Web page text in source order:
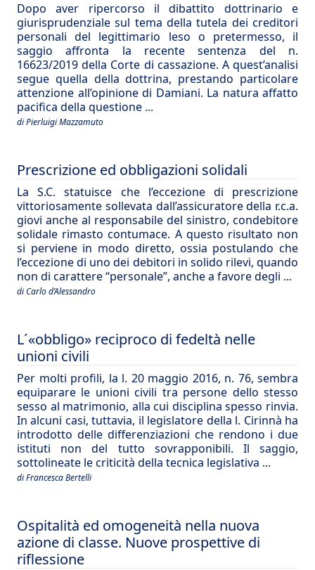
Dopo aver ripercorso il dibattito dottrinario e
giurisprudenziale sul tema della tutela dei creditori
personali del legittimario leso o pretermesso, il
saggio affronta la recente sentenza del n.
16623/2019 della Corte di cassazione. A quest’analisi
segue quella della dottrina, prestando particolare
attenzione all’opinione di Damiani. La natura affatto
pacifica della questione ...
di Pierluigi Mazzamuto
Prescrizione ed obbligazioni solidali
La S.C. statuisce che l’eccezione di prescrizione
vittoriosamente sollevata dall’assicuratore della r.c.a.
giovi anche al responsabile del sinistro, condebitore
solidale rimasto contumace. A questo risultato non
si perviene in modo diretto, ossia postulando che
l’eccezione di uno dei debitori in solido rilevi, quando
non di carattere “personale”, anche a favore degli ...
di Carlo d’Alessandro
L´«obbligo» reciproco di fedeltà nelle
unioni civili
Per molti profili, la l. 20 maggio 2016, n. 76, sembra
equiparare le unioni civili tra persone dello stesso
sesso al matrimonio, alla cui disciplina spesso rinvia.
In alcuni casi, tuttavia, il legislatore della l. Cirinnà ha
introdotto delle differenziazioni che rendono i due
istituti non del tutto sovrapponibili. Il saggio,
sottolineate le criticità della tecnica legislativa ...
di Francesca Bertelli
Ospitalità ed omogeneità nella nuova
azione di classe. Nuove prospettive di
riflessione